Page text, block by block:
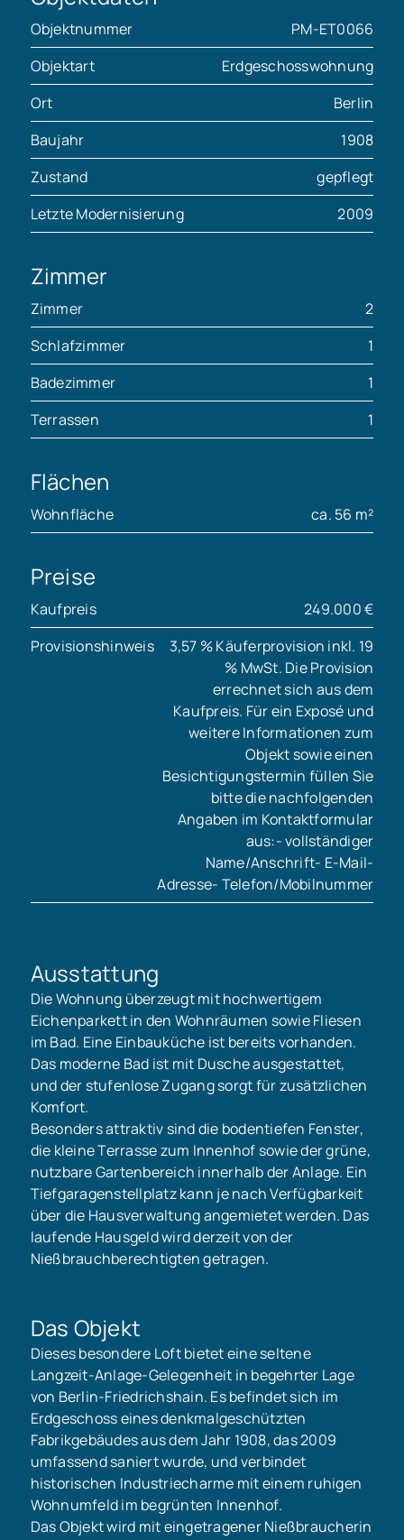
Objektnummer
PM-ET0066
Objektart
Erdgeschosswohnung
Ort
Berlin
Baujahr
1908
Zustand
gepflegt
Letzte Modernisierung
2009
Zimmer
Zimmer
2
Schlafzimmer
1
Badezimmer
1
Terrassen
1
Flächen
Wohnfläche ca. 56 m²
Preise
Kaufpreis
249.000 €
Provisionshinweis
3,57 % Käuferprovision inkl. 19
% MwSt. Die Provision
errechnet sich aus dem
Kaufpreis. Für ein Exposé und
weitere Informationen zum
Objekt sowie einen
Besichtigungstermin füllen Sie
bitte die nachfolgenden
Angaben im Kontaktformular
aus:- vollständiger
Name/Anschrift- E-Mail-
Adresse- Telefon/Mobilnummer
Ausstattung
Die Wohnung überzeugt mit hochwertigem
Eichenparkett in den Wohnräumen sowie Fliesen
im Bad. Eine Einbauküche ist bereits vorhanden.
Das moderne Bad ist mit Dusche ausgestattet,
und der stufenlose Zugang sorgt für zusätzlichen
Komfort.
Besonders attraktiv sind die bodentiefen Fenster,
die kleine Terrasse zum Innenhof sowie der grüne,
nutzbare Gartenbereich innerhalb der Anlage. Ein
Tiefgaragenstellplatz kann je nach Verfügbarkeit
über die Hausverwaltung angemietet werden. Das
laufende Hausgeld wird derzeit von der
Nießbrauchberechtigten getragen.
Das Objekt
Dieses besondere Loft bietet eine seltene
Langzeit-Anlage-Gelegenheit in begehrter Lage
von Berlin-Friedrichshain. Es befindet sich im
Erdgeschoss eines denkmalgeschützten
Fabrikgebäudes aus dem Jahr 1908, das 2009
umfassend saniert wurde, und verbindet
historischen Industriecharme mit einem ruhigen
Wohnumfeld im begrünten Innenhof.
Das Objekt wird mit eingetragener Nießbraucherin